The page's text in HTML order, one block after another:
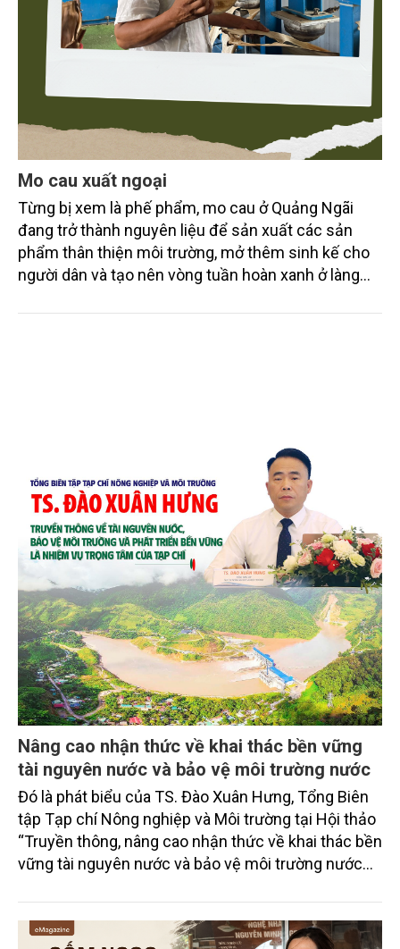
Mo cau xuất ngoại
Từng bị xem là phế phẩm, mo cau ở Quảng Ngãi
đang trở thành nguyên liệu để sản xuất các sản
phẩm thân thiện môi trường, mở thêm sinh kế cho
người dân và tạo nên vòng tuần hoàn xanh ở làng
chén, dĩa... từ mo cau đã được thị trường trong nước
Nâng cao nhận thức về khai thác bền vững
tài nguyên nước và bảo vệ môi trường nước
Đó là phát biểu của TS. Đào Xuân Hưng, Tổng Biên
tập Tạp chí Nông nghiệp và Môi trường tại Hội thảo
“Truyền thông, nâng cao nhận thức về khai thác bền
vững tài nguyên nước và bảo vệ môi trường nước
trường phối hợp với Sở Nông nghiệp và Môi trường
tỉnh Lai Châu tổ chức ngày 10/7/2026. Hội thảo thu